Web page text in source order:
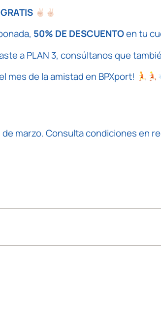
50% DE DESCUENTOen tu
a PLAN 3, consúltanos que
mes de la amistad en BPXport!
de marzo. Consulta condiciones en